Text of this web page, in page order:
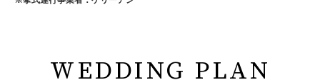
WEDDING PLAN